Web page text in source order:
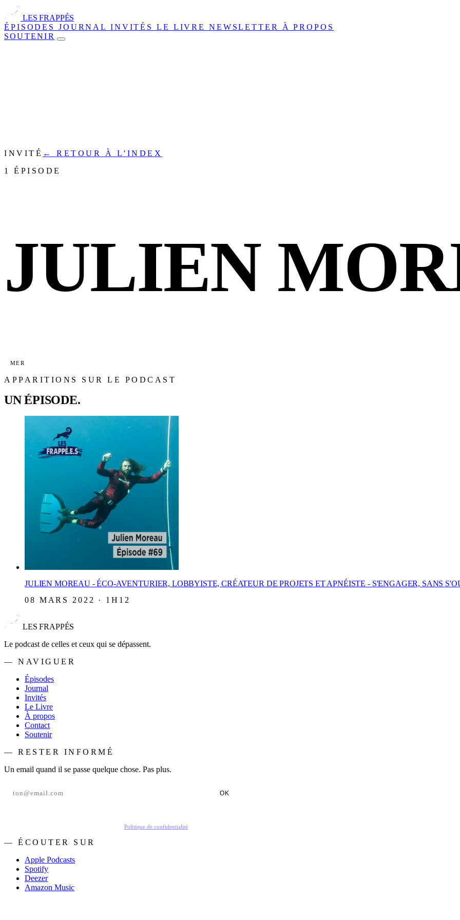
LES FRAPPÉS
ÉPISODES JOURNAL INVITÉSLE LIVRE NEWSLETTER À PROPOS
SOUTENIR
INVITÉ ← RETOUR À L'INDEX
1 ÉPISODE
JULIEN
MER
APPARITIONS SUR LE PODCAST
UN ÉPISODE.
JULIEN MOREAU - ÉCO-AVENTURIER, LOBBYISTE, CRÉATEUR DE PROJETS ET APNÉISTE - S'ENGAGER, SANS
08 MARS 2022 · 1H12
LES FRAPPÉS
Le podcast de celles et ceux qui se dépassent.
— NAVIGUER
Épisodes
Journal
Invités
Le Livre
À propos
Contact
Soutenir
— RESTER INFORMÉ
Un email quand il se passe quelque chose. Pas plus.
OK
Politique de confidentialité
— ÉCOUTER SUR
Apple Podcasts
Spotify
Deezer
Amazon Music